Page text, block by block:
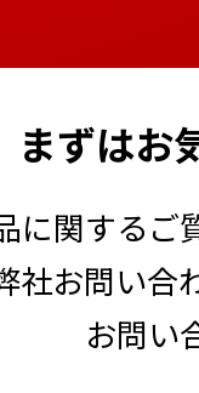
まずはお
に関するご
社お問い合
お問い